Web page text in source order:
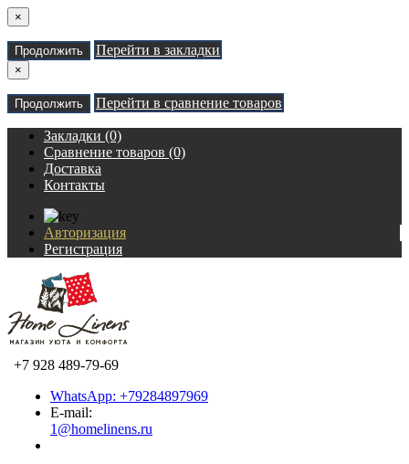
×
Продолжить Перейти в закладки
×
Продолжить Перейти в сравнение товаров
Закладки (0)
Сравнение товаров (0)
Доставка
Контакты
Авторизация
Регистрация
+7 928 489-79-69
WhatsApp: +79284897969
E-mail:
1@homelinens.ru